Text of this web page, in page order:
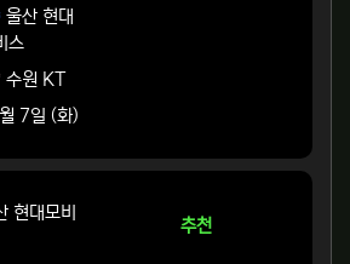
울산 현대
스
수원 KT
7일 (화)
현대모비
추천